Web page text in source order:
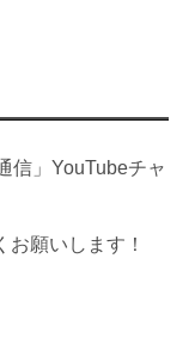
信」YouTubeチャ
願いします！